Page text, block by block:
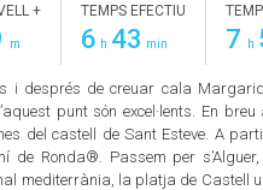
+
m
TEMPS EFECTIU
6 h 43 min 7 h
i després de creuar cala
punt són excel·lents. En
del castell de Sant Esteve. A
de Ronda®. Passem per
mediterrània, la platja de Castell